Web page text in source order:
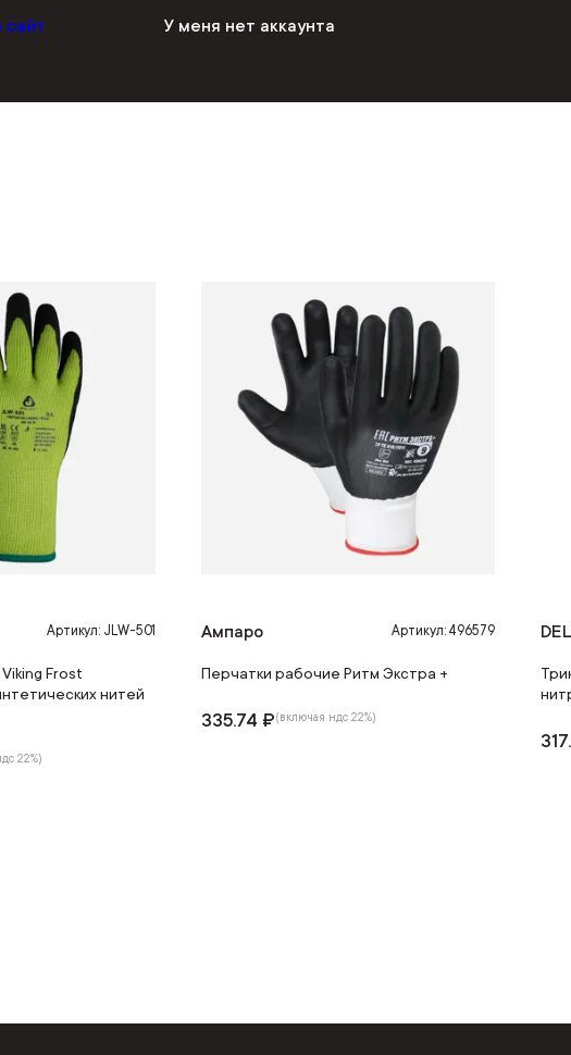
сайт У меня нет аккаунта
Артикул: JLW-501
Frost
нитей
22%)
Ампаро Артикул: 496579
Перчатки рабочие Ритм Экстра +
335.74 ₽(включая ндс 22%)